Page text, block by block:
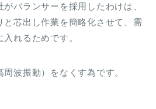
バランサーを採用したわけは、
と芯出し作業を簡略化させて、需
れるためです。
波振動）をなくす為です。